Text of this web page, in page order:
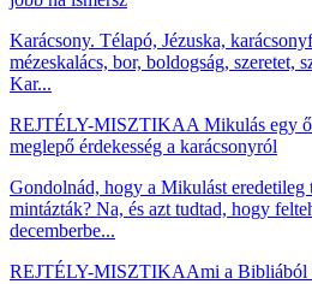
Karácsony. Télapó, Jézuska,
mézeskalács, bor, boldogság, szeretet,
Kar...
REJTÉLY-MISZTIKAA Mikulás egy
meglepő érdekesség a karácsonyról
Gondolnád, hogy a Mikulást
mintázták? Na, és azt tudtad, hogy
decemberbe...
REJTÉLY-MISZTIKAAmi a Bibliából